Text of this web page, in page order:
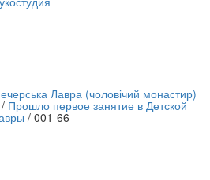
Лавра (чоловічий монастир)
/ Прошло первое занятие в Детской
/ 001-66